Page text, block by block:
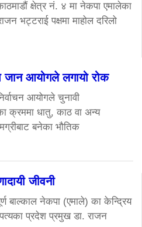
क्षेत्र नं. ४ मा नेकपा एमालेका
भट्टराई पक्षमा माहोल दरिलो
जान आयोगले लगायो रोक
आयोगले चुनावी
क्रममा धातु, काठ वा अन्य
बनेका भौतिक
जीवनी
बाल्काल नेकपा (एमाले) का केन्द्रिय
प्रदेश प्रमुख डा. राजन